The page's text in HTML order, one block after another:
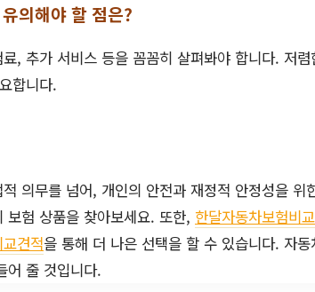
의해야 할 점은?
, 추가 서비스 등을 꼼꼼히 살펴봐야 합니다. 저
합니다.
의무를 넘어, 개인의 안전과 재정적 안정성을 위
보험 상품을 찾아보세요. 또한, 한달자동차보험비교
견적을 통해 더 나은 선택을 할 수 있습니다. 자
어 줄 것입니다.